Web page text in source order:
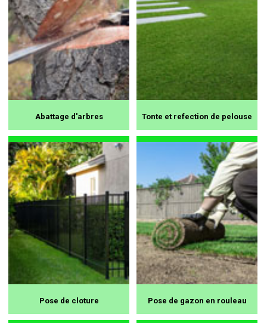
Abattage d'arbres Tonte et refection de pelouse
Pose de cloture Pose de gazon en rouleau